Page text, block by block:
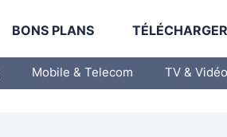
BONS PLANS
Mobile & Telecom TV & Vidéo